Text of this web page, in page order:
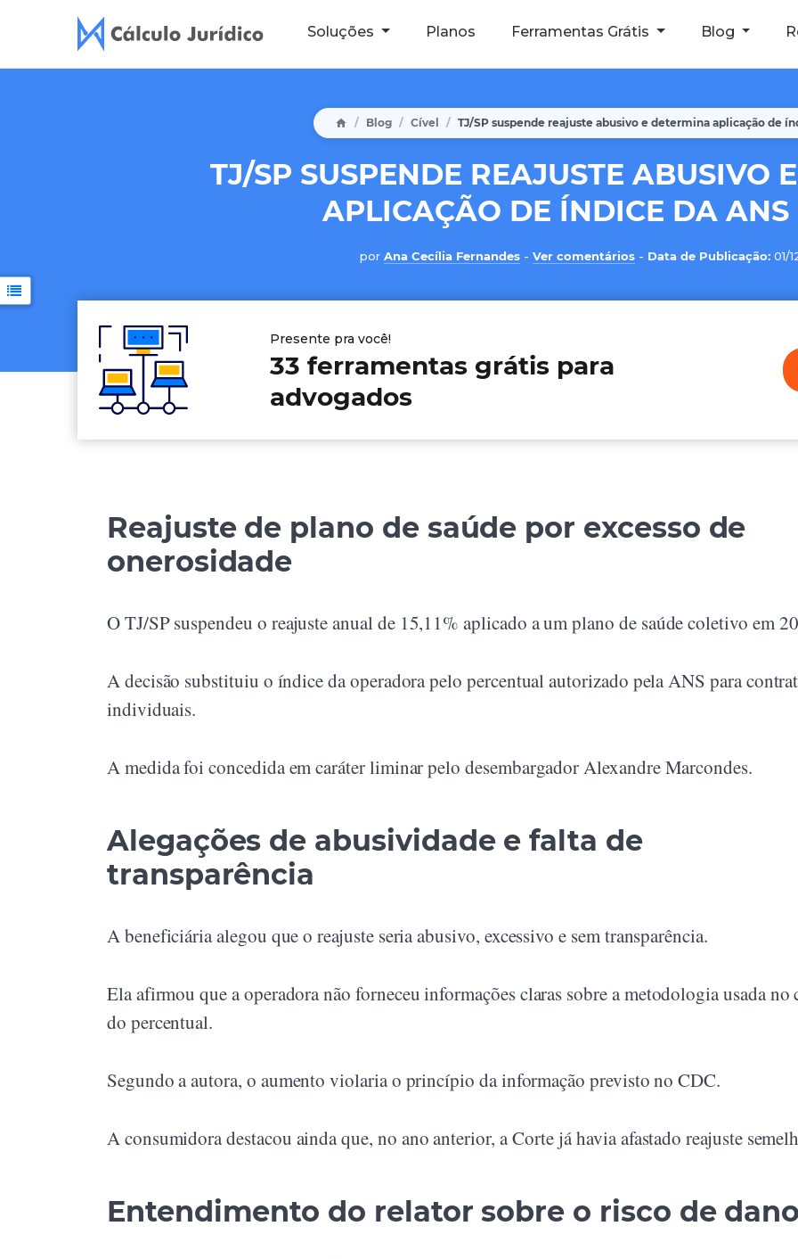
Soluções Planos Ferramentas Grátis Blog
Blog Cível TJ/SP suspende reajuste abusivo e determina aplicação de
TJ/SP SUSPENDE REAJUSTE ABUSIVO
APLICAÇÃO DE ÍNDICE DA ANS
por Ana Cecília Fernandes - Ver comentários - Data de Publicação: 01/
Presente pra você!
33 ferramentas grátis para
advogados
Reajuste de plano de saúde por excesso de
onerosidade
O TJ/SP suspendeu o reajuste anual de 15,11% aplicado a um plano de saúde coletivo em
A decisão substituiu o índice da operadora pelo percentual autorizado pela ANS para
individuais.
A medida foi concedida em caráter liminar pelo desembargador Alexandre Marcondes.
Alegações de abusividade e falta de
transparência
A beneficiária alegou que o reajuste seria abusivo, excessivo e sem transparência.
Ela afirmou que a operadora não forneceu informações claras sobre a metodologia usada no
do percentual.
Segundo a autora, o aumento violaria o princípio da informação previsto no CDC.
A consumidora destacou ainda que, no ano anterior, a Corte já havia afastado reajuste
Entendimento do relator sobre o risco de